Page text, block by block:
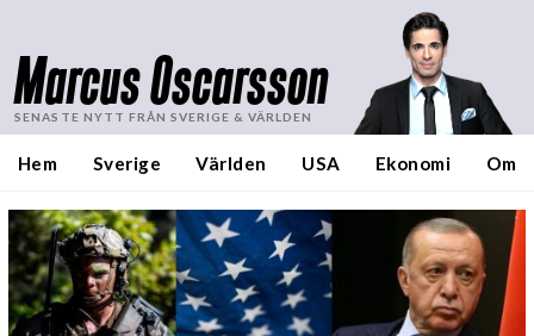
Marcus Oscarsson
SENASTE NYTT FRÅN SVERIGE & VÄRLDEN
Hem Sverige Världen USA Ekonomi Om